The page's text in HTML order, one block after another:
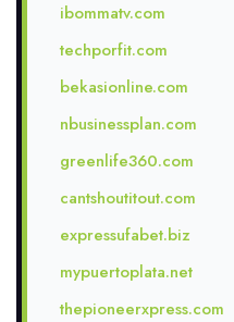
ibommatv.com
techporfit.com
bekasionline.com
nbusinessplan.com
greenlife360.com
cantshoutitout.com
expressufabet.biz
mypuertoplata.net
thepioneerxpress.com